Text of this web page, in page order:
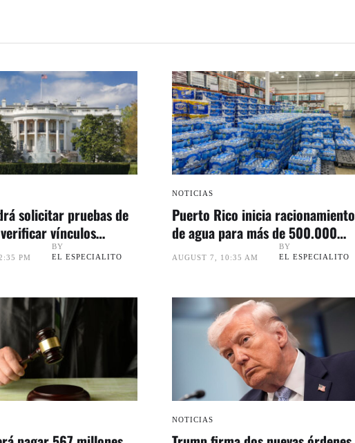
solicitar pruebas de
vínculos
PM
BY
EL ESPECIALITO
NOTICIAS
Puerto Rico inicia racionamiento
de agua para más de 500.000
personas
AUGUST 7, 10:35 AM
BY
EL ESPECIALITO
NOTICIAS